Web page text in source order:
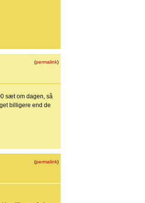
(permalink)
sæt om dagen, så
billigere end de
(permalink)